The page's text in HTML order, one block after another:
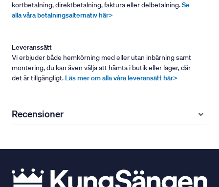
kortbetalning, direktbetalning, faktura eller delbetalning.Se
alla våra betalningsalternativ här>
Leveranssätt
Vi erbjuder både hemkörning med eller utan inbärning samt
montering, du kan även välja att hämta i butik eller lager, där
det är tillgängligt. Läs mer om alla våra leveransätt här>
Recensioner